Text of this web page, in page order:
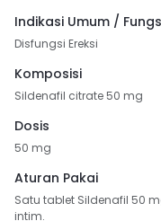
Indikasi Umum /
Disfungsi Ereksi
Komposisi
Sildenafil citrate 50 mg
Dosis
50 mg
Aturan Pakai
Satu tablet Sildenafil 50
intim.